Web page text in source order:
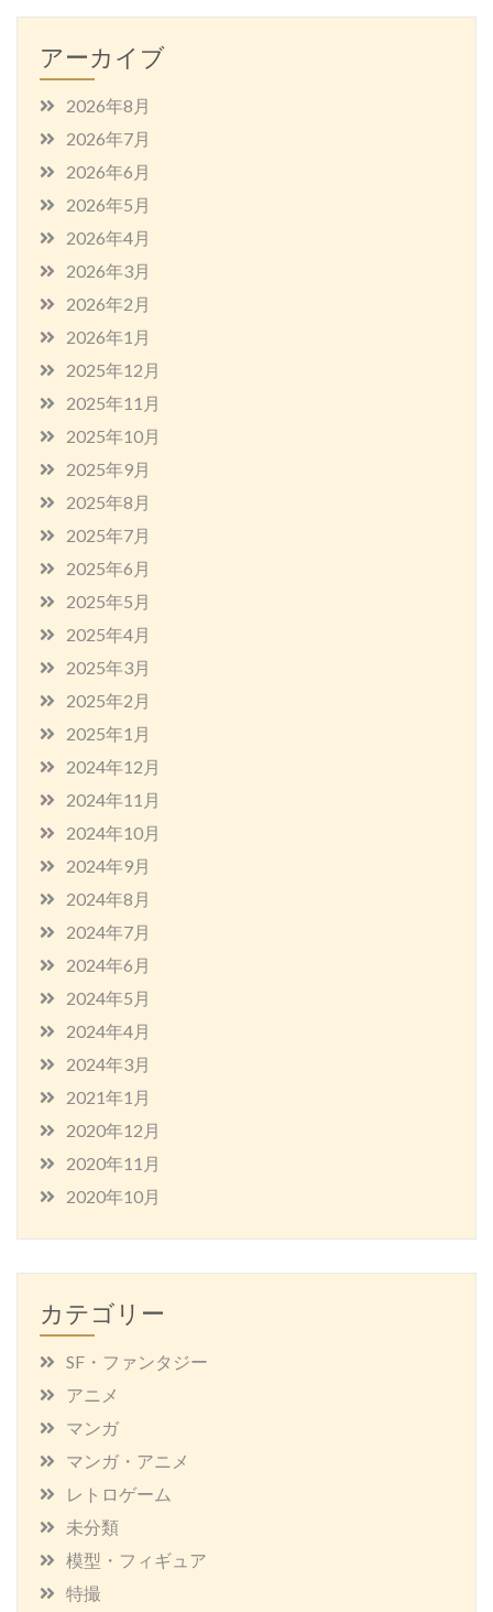
アーカイブ
2026年8月
2026年7月
2026年6月
2026年5月
2026年4月
2026年3月
2026年2月
2026年1月
2025年12月
2025年11月
2025年10月
2025年9月
2025年8月
2025年7月
2025年6月
2025年5月
2025年4月
2025年3月
2025年2月
2025年1月
2024年12月
2024年11月
2024年10月
2024年9月
2024年8月
2024年7月
2024年6月
2024年5月
2024年4月
2024年3月
2021年1月
2020年12月
2020年11月
2020年10月
カテゴリー
SF・ファンタジー
アニメ
マンガ
マンガ・アニメ
レトロゲーム
未分類
模型・フィギュア
特撮